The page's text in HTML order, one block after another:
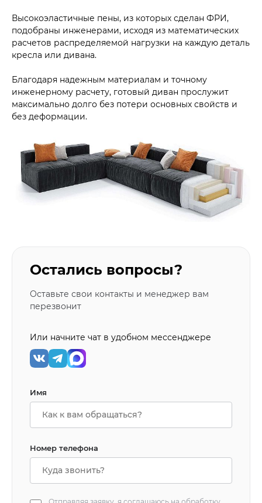
Высокоэластичные пены, из которых сделан ФРИ,
подобраны инженерами, исходя из математических
расчетов распределяемой нагрузки на каждую деталь
кресла или дивана.
Благодаря надежным материалам и точному
инженерному расчету, готовый диван прослужит
максимально долго без потери основных свойств и
без деформации.
Остались вопросы?
Оставьте свои контакты и менеджер вам
перезвонит
Или начните чат в удобном мессенджере
Имя
Номер телефона